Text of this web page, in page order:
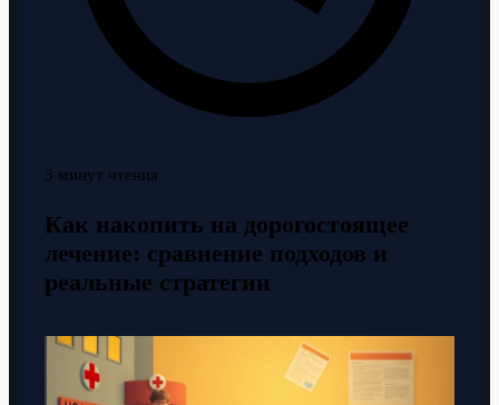
3 минут чтения
Как накопить на дорогостоящее
лечение: сравнение подходов и
реальные стратегии